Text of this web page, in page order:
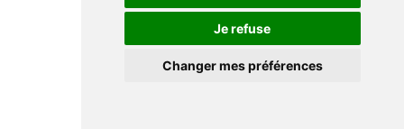
Je refuse
Changer mes préférences